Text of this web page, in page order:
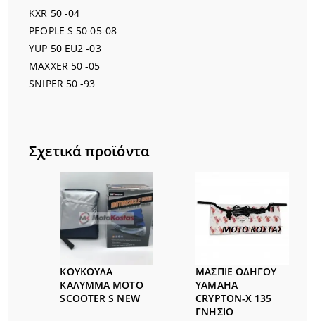
KXR 50 -04
PEOPLE S 50 05-08
YUP 50 EU2 -03
MAXXER 50 -05
SNIPER 50 -93
Σχετικά προϊόντα
ΚΟΥΚΟΥΛΑ
ΚΑΛΥΜΜΑ MOTO
SCOOTER S NEW
ΜΑΣΠΙΕ ΟΔΗΓΟΥ
YAMAHA
CRYPTON-Χ 135
ΓΝΗΣΙΟ